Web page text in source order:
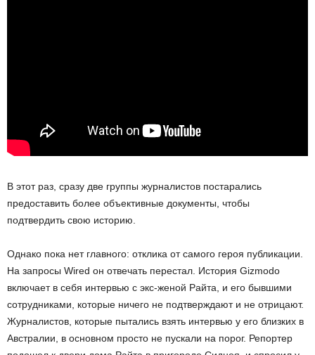
В этот раз, сразу две группы журналистов постарались
предоставить более объективные документы, чтобы
подтвердить свою историю.
Однако пока нет главного: отклика от самого героя публикации.
На запросы Wired он отвечать перестал. История Gizmodo
включает в себя интервью с экс-женой Райта, и его бывшими
сотрудниками, которые ничего не подтверждают и не отрицают.
Журналистов, которые пытались взять интервью у его близких в
Австралии, в основном просто не пускали на порог. Репортер